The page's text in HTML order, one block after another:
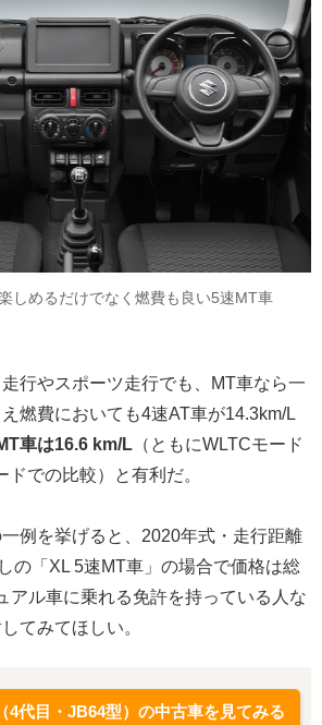
しめるだけでなく燃費も良い5速MT車
行やスポーツ走行でも、MT車なら一
燃費においても4速AT車が14.3km/L
車は16.6 km/L （ともにWLTCモード
での比較）と有利だ。
例を挙げると、2020年式・走行距離
の「XL 5速MT車」の場合で価格は総
アル車に乗れる免許を持っている人な
てみてほしい。
4代目・JB64型）の中古車を見てみる